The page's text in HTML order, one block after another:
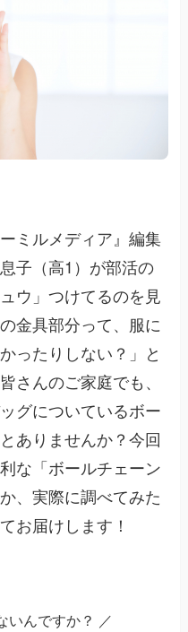
ミルメディア』編集
子（高1）が部活の
ウ」つけてるのを見
金具部分って、服に
ったりしない？」と
さんのご家庭でも、
グについているボー
ありませんか？今回
な「ボールチェーン
、実際に調べてみた
お届けします！
いんですか？ ／